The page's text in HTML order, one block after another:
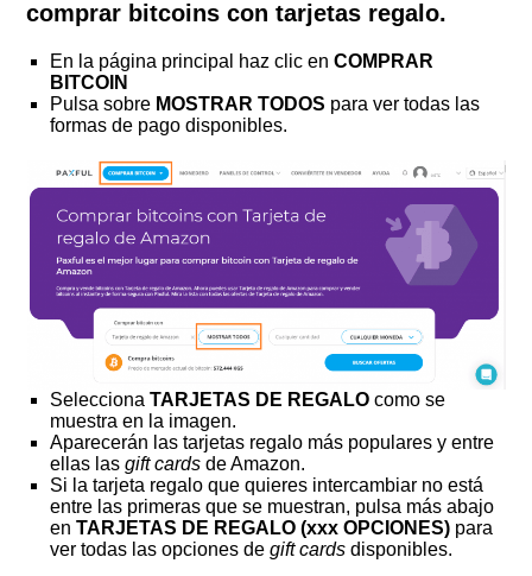
comprar bitcoins con tarjetas regalo.
En la página principal haz clic enCOMPRAR
BITCOIN
Pulsa sobre MOSTRAR TODOS para ver todas las
formas de pago disponibles.
SeleccionaTARJETAS DE REGALO como se
muestra en la imagen.
Aparecerán las tarjetas regalo más populares y entre
ellas lasgift cards de Amazon.
Si la tarjeta regalo que quieres intercambiar no está
entre las primeras que se muestran, pulsa más abajo
enTARJETAS DE REGALO (xxx OPCIONES) para
ver todas las opciones degift cardsdisponibles.